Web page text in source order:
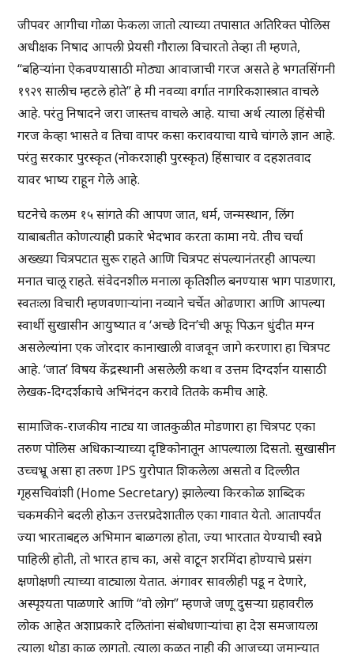
जीपवर आगीचा गोळा फेकला जातो त्याच्या तपासात अतिरिक्त पोलिस
अधीक्षक निषाद आपली प्रेयसी गौराला विचारतो तेव्हा ती म्हणते,
“बहिर्‍यांना ऐकवण्यासाठी मोठ्या आवाजाची गरज असते हे भगतसिंगनी
१९२९ सालीच म्हटले होते” हे मी नवव्या वर्गात नागरिकशास्त्रात वाचले
आहे. परंतु निषादने जरा जास्तच वाचले आहे. याचा अर्थ त्याला हिंसेची
गरज केव्हा भासते व तिचा वापर कसा करावयाचा याचे चांगले ज्ञान आहे.
परंतु सरकार पुरस्कृत (नोकरशाही पुरस्कृत) हिंसाचार व दहशतवाद
यावर भाष्य राहून गेले आहे.
घटनेचे कलम १५ सांगते की आपण जात, धर्म, जन्मस्थान, लिंग
याबाबतीत कोणत्याही प्रकारे भेदभाव करता कामा नये. तीच चर्चा
अख्ख्या चित्रपटात सुरू राहते आणि चित्रपट संपल्यानंतरही आपल्या
मनात चालू राहते. संवेदनशील मनाला कृतिशील बनण्यास भाग पाडणारा,
स्वतःला विचारी म्हणवणाऱ्यांना नव्याने चर्चेत ओढणारा आणि आपल्या
स्वार्थी सुखासीन आयुष्यात व ‘अच्छे दिन’ची अफू पिऊन धुंदीत मग्न
असलेल्यांना एक जोरदार कानाखाली वाजवून जागे करणारा हा चित्रपट
आहे. ‘जात’ विषय केंद्रस्थानी असलेली कथा व उत्तम दिग्दर्शन यासाठी
लेखक-दिग्दर्शकाचे अभिनंदन करावे तितके कमीच आहे.
सामाजिक-राजकीय नाट्य या जातकुळीत मोडणारा हा चित्रपट एका
तरुण पोलिस अधिकाऱ्याच्या दृष्टिकोनातून आपल्याला दिसतो. सुखासीन
उच्चभ्रू असा हा तरुण IPS युरोपात शिकलेला असतो व दिल्लीत
गृहसचिवांशी (Home Secretary) झालेल्या किरकोळ शाब्दिक
चकमकीने बदली होऊन उत्तरप्रदेशातील एका गावात येतो. आतापर्यंत
ज्या भारताबद्दल अभिमान बाळगला होता, ज्या भारतात येण्याची स्वप्ने
पाहिली होती, तो भारत हाच का, असे वाटून शरमिंदा होण्याचे प्रसंग
क्षणोक्षणी त्याच्या वाट्याला येतात. अंगावर सावलीही पडू न देणारे,
अस्पृश्यता पाळणारे आणि “वो लोग” म्हणजे जणू दुसऱ्या ग्रहावरील
लोक आहेत अशाप्रकारे दलितांना संबोधणाऱ्यांचा हा देश समजायला
त्याला थोडा काळ लागतो. त्याला कळत नाही की आजच्या जमान्यात